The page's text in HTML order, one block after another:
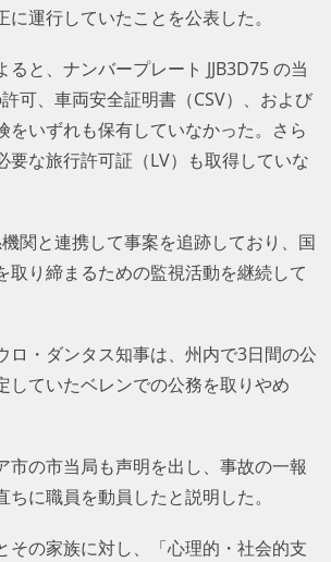
運行していたことを公表した。
ると、ナンバープレート JJB3D75 の当
可、車両安全証明書（CSV）、および
をいずれも保有していなかった。さら
要な旅行許可証（LV）も取得していな
関と連携して事案を追跡しており、国
取り締まるための監視活動を継続して
ロ・ダンタス知事は、州内で3日間の公
していたベレンでの公務を取りやめ
市の市当局も声明を出し、事故の一報
ちに職員を動員したと説明した。
その家族に対し、「心理的・社会的支